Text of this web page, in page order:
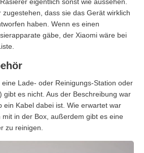
zugestehen, dass sie das Gerät wirklich
haben. Wenn es einen
gäbe, der Xiaomi wäre bei
Lade- oder Reinigungs-Station oder
gibt es nicht. Aus der Beschreibung war
ein Kabel dabei ist. Wie erwartet war
in der Box, außerdem gibt es eine
zu reinigen.